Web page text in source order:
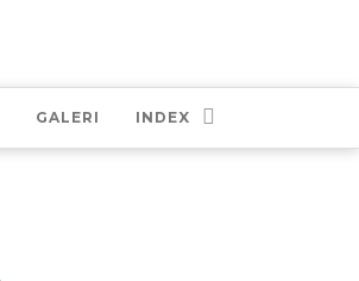
GALERI INDEX